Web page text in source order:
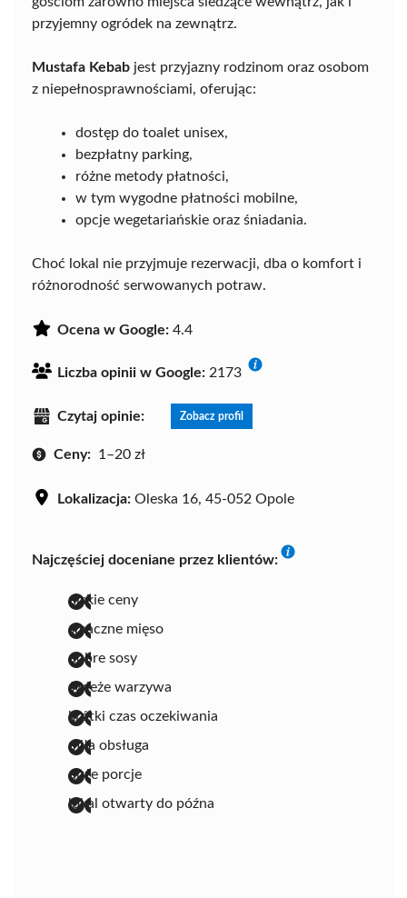
przyjemny ogródek na zewnątrz.
Mustafa Kebab jest przyjazny rodzinom oraz osobom
z niepełnosprawnościami, oferując:
dostęp do toalet unisex,
bezpłatny parking,
różne metody płatności,
w tym wygodne płatności mobilne,
opcje wegetariańskie oraz śniadania.
Choć lokal nie przyjmuje rezerwacji, dba o komfort i
różnorodność serwowanych potraw.
Ocena w Google: 4.4
Liczba opinii w Google: 2173
Czytaj opinie: Zobacz profil
Ceny: 1–20 zł
Lokalizacja: Oleska 16, 45-052 Opole
Najczęściej doceniane przez klientów:
niskie ceny
smaczne mięso
dobre sosy
świeże warzywa
krótki czas oczekiwania
miła obsługa
duże porcje
lokal otwarty do późna